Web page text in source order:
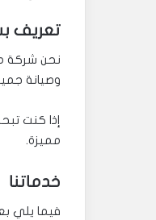
تعريف
نحن شركة
وصيانة
إذا كنت
مميزة.
خدماتنا
فيما يلي